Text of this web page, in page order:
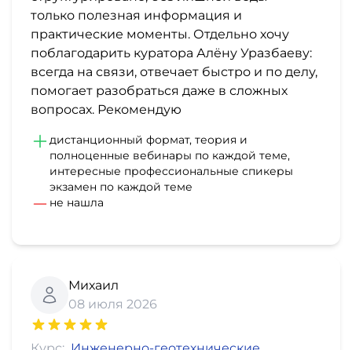
только полезная информация и
практические моменты. Отдельно хочу
поблагодарить куратора Алёну Уразбаеву:
всегда на связи, отвечает быстро и по делу,
помогает разобраться даже в сложных
вопросах. Рекомендую
дистанционный формат, теория и
полноценные вебинары по каждой теме,
интересные профессиональные спикеры
экзамен по каждой теме
не нашла
Михаил
08 июля 2026